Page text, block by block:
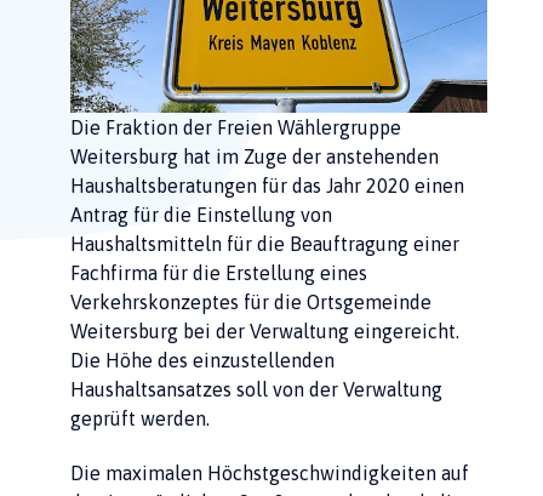
Die Fraktion der Freien Wählergruppe
Weitersburg hat im Zuge der anstehenden
Haushaltsberatungen für das Jahr 2020 einen
Antrag für die Einstellung von
Haushaltsmitteln für die Beauftragung einer
Fachfirma für die Erstellung eines
Verkehrskonzeptes für die Ortsgemeinde
Weitersburg bei der Verwaltung eingereicht.
Die Höhe des einzustellenden
Haushaltsansatzes soll von der Verwaltung
geprüft werden.
Die maximalen Höchstgeschwindigkeiten auf